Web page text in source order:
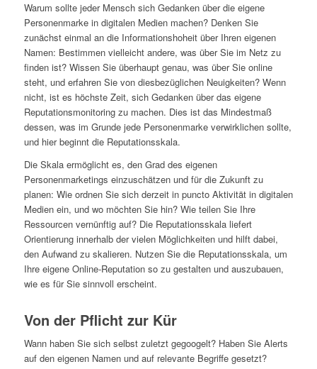
Warum sollte jeder Mensch sich Gedanken über die eigene
Personenmarke in digitalen Medien machen? Denken Sie
zunächst einmal an die Informationshoheit über Ihren eigenen
Namen: Bestimmen vielleicht andere, was über Sie im Netz zu
finden ist? Wissen Sie überhaupt genau, was über Sie online
steht, und erfahren Sie von diesbezüglichen Neuigkeiten? Wenn
nicht, ist es höchste Zeit, sich Gedanken über das eigene
Reputationsmonitoring zu machen. Dies ist das Mindestmaß
dessen, was im Grunde jede Personenmarke verwirklichen sollte,
und hier beginnt die Reputationsskala.
Die Skala ermöglicht es, den Grad des eigenen
Personenmarketings einzuschätzen und für die Zukunft zu
planen: Wie ordnen Sie sich derzeit in puncto Aktivität in digitalen
Medien ein, und wo möchten Sie hin? Wie teilen Sie Ihre
Ressourcen vernünftig auf? Die Reputationsskala liefert
Orientierung innerhalb der vielen Möglichkeiten und hilft dabei,
den Aufwand zu skalieren. Nutzen Sie die Reputationsskala, um
Ihre eigene Online-Reputation so zu gestalten und auszubauen,
wie es für Sie sinnvoll erscheint.
Von der Pflicht zur Kür
Wann haben Sie sich selbst zuletzt gegoogelt? Haben Sie Alerts
auf den eigenen Namen und auf relevante Begriffe gesetzt?